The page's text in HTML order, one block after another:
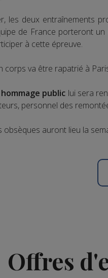
les deux entraînements
de France porteront
à cette épreuve.
corps va être rapatrié à
hommage public lui sera
personnel des
obsèques auront lieu la
Offres